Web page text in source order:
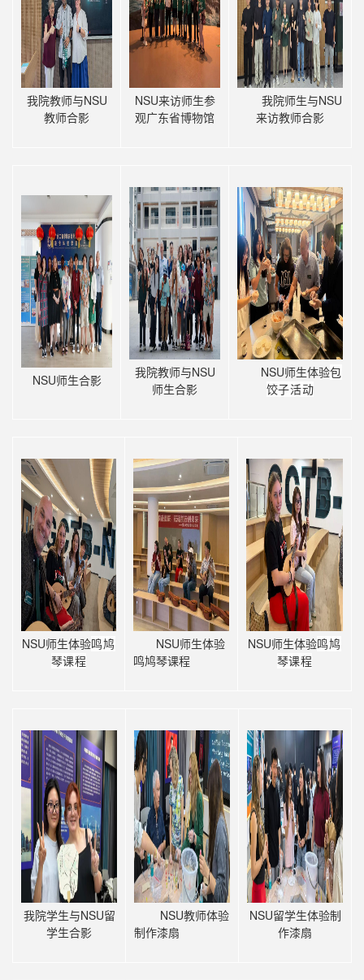
我院教师与NSU
教师合影
NSU来访师生参
观广东省博物馆
我院师生与NSU
来访教师合影
NSU师生合影
我院教师与NSU
师生合影
NSU师生体验包
饺子活动
NSU师生体验鸣鸠
琴课程
NSU师生体验
鸣鸠琴课程
NSU师生体验鸣鸠
琴课程
我院学生与NSU留
学生合影
NSU教师体验
制作漆扇
NSU留学生体验制
作漆扇